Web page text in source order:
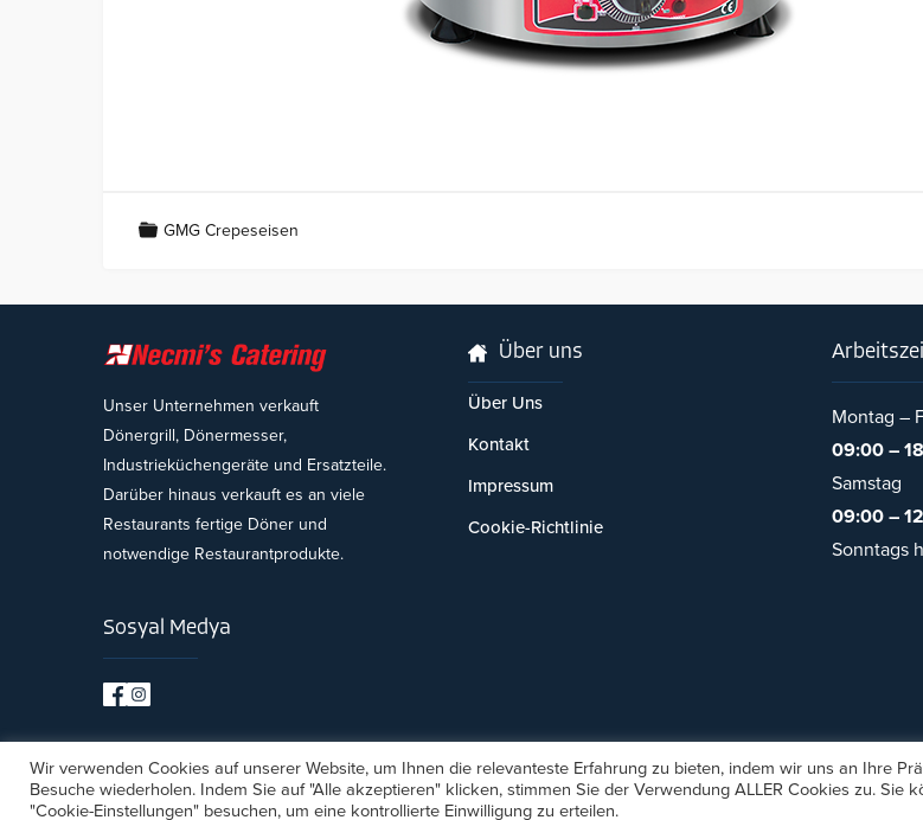
GMG Crepeseisen
Unser Unternehmen verkauft
Dönergrill, Dönermesser,
Industrieküchengeräte und Ersatzteile.
Darüber hinaus verkauft es an viele
Restaurants fertige Döner und
notwendige Restaurantprodukte.
Sosyal Medya
Über uns
Über Uns
Kontakt
Impressum
Cookie-Richtlinie
Montag –
09:00 –
Samstag
09:00 –
Sonntags
Copyright © 2026Necmi's Catering - Inh. Necmi Kucukakyuz, Alle Rechte
Wir verwenden Cookies auf unserer Website, um Ihnen die relevanteste Erfahrung zu bieten, indem wir uns an Ihre
Besuche wiederholen. Indem Sie auf "Alle akzeptieren" klicken, stimmen Sie der Verwendung ALLER Cookies zu. Sie
"Cookie-Einstellungen" besuchen, um eine kontrollierte Einwilligung zu erteilen.